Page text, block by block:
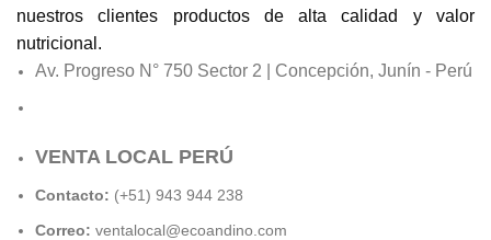
nuestros clientes productos de alta calidad y valor
nutricional.
Av. Progreso N° 750 Sector 2 | Concepción, Junín - Perú
VENTA LOCAL PERÚ
Contacto: (+51) 943 944 238
Correo: ventalocal@ecoandino.com